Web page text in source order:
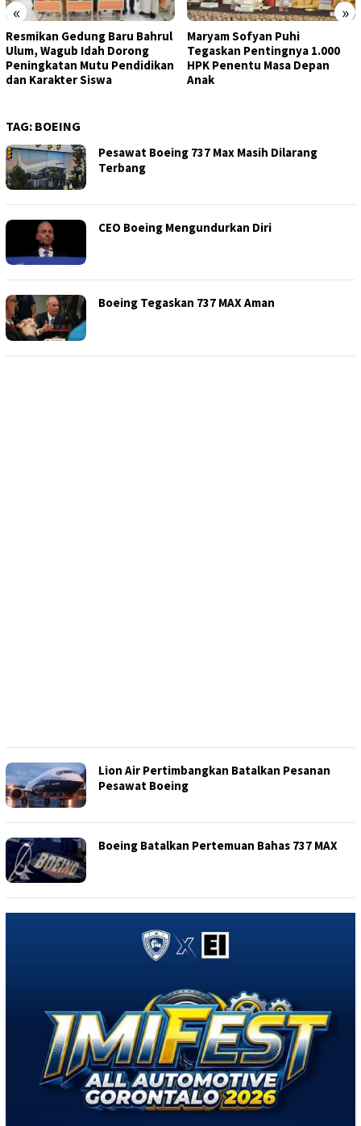
« »
Resmikan Gedung Baru Bahrul
Ulum, Wagub Idah Dorong
Peningkatan Mutu Pendidikan
dan Karakter Siswa
Maryam Sofyan Puhi
Tegaskan Pentingnya 1.000
HPK Penentu Masa Depan
Anak
TAG: BOEING
Pesawat Boeing 737 Max Masih Dilarang
Terbang
CEO Boeing Mengundurkan Diri
Boeing Tegaskan 737 MAX Aman
Lion Air Pertimbangkan Batalkan Pesanan
Pesawat Boeing
Boeing Batalkan Pertemuan Bahas 737 MAX